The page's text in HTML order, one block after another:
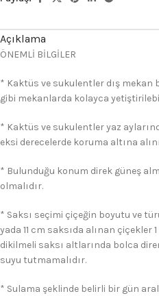
Açıklama
ÖNEMLİ BİLGİLER
* Kaktüs ve sukulentler dış
gibi mekanlarda kolayca
* Kaktüs ve sukulentler yaz
eksi derecelerde koruma altına
* Bulunduğu konum direk güneş
olmalıdır.
* Saksı seçimi çiçeğin boyutu ve
yada 11 cm saksıda alınan çiçekler
dikilmeli saksı altlarında bolca
suyu tutmamalıdır.
* Sulama şeklinde belirli bir gün